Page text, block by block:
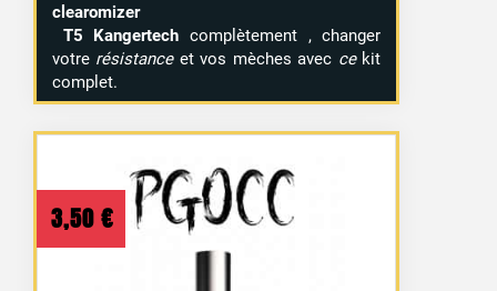
clearomizer
T5 Kangertech complètement , changer
votre résistanceet vos mèches avec cekit
complet.
3,50 €